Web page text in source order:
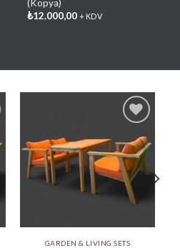
(Kopya)
₺12.000,00 + KDV
Add My
Favorite
GARDEN & LIVING SETS